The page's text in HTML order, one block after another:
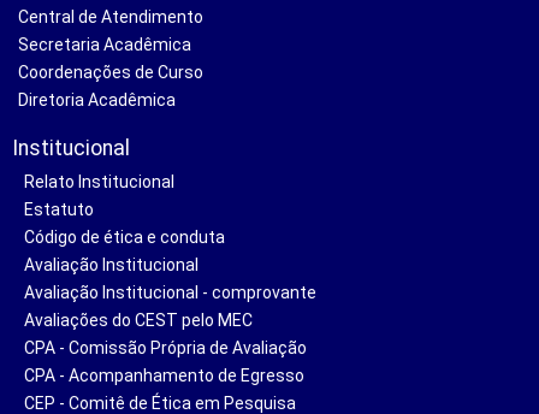
Central de Atendimento
Secretaria Acadêmica
Coordenações de Curso
Diretoria Acadêmica
Institucional
Relato Institucional
Estatuto
Código de ética e conduta
Avaliação Institucional
Avaliação Institucional - comprovante
Avaliações do CEST pelo MEC
CPA - Comissão Própria de Avaliação
CPA - Acompanhamento de Egresso
CEP - Comitê de Ética em Pesquisa